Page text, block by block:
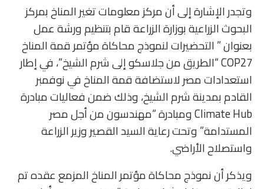
وتجدر الإشارة إلى أن مركز معلومات تغير المناخ بمركز
البحوث الزراعية بوزارة الزراعة قام بتنظيم ورشة عمل
بعنوان ” التحضيرات لنموذج محاكاة مؤتمر قمة المناخ
COP27 “الطريق من جلاسكو إلى شرم الشيخ”، في إطار
استعدادات مصر لاستضافة قمة المناخ في نوفمبر
القادم بمدينة شرم الشيخ، وذلك ضمن فعاليات مبادرة
Climate Hub ومبادرة “مهندسون من أجل مصر
المستدامة” وتحت رعاية السيد القصير وزير الزراعة
واستصلاح الأراضي.
ويذكر أن نموذج محاكاة مؤتمر المناخ المزمع عقده تم